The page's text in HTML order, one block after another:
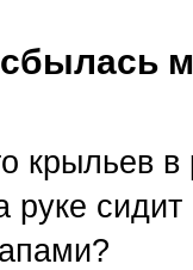
крыльев в
руке